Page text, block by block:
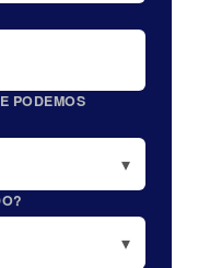
PODEMOS